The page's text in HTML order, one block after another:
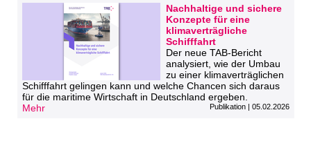
Nachhaltige und sichere
Konzepte für eine
klimaverträgliche
Schifffahrt
Der neue TAB‑Bericht
analysiert, wie der Umbau
zu einer klimaverträglichen
Schifffahrt gelingen kann und welche Chancen sich daraus
für die maritime Wirtschaft in Deutschland ergeben.
Mehr
Publikation | 05.02.2026